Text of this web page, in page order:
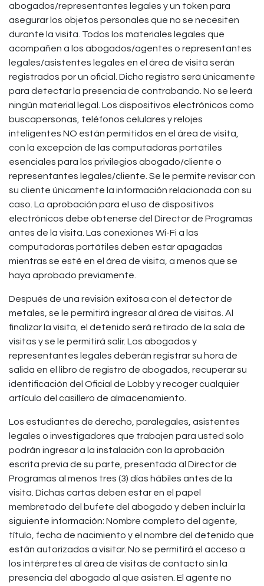
abogados/representantes legales y un token para
asegurar los objetos personales que no se necesiten
durante la visita. Todos los materiales legales que
acompañen a los abogados/agentes o representantes
legales/asistentes legales en el área de visita serán
registrados por un oficial. Dicho registro será únicamente
para detectar la presencia de contrabando. No se leerá
ningún material legal. Los dispositivos electrónicos como
buscapersonas, teléfonos celulares y relojes
inteligentes NO están permitidos en el área de visita,
con la excepción de las computadoras portátiles
esenciales para los privilegios abogado/cliente o
representantes legales/cliente. Se le permite revisar con
su cliente únicamente la información relacionada con su
caso. La aprobación para el uso de dispositivos
electrónicos debe obtenerse del Director de Programas
antes de la visita. Las conexiones Wi-Fi a las
computadoras portátiles deben estar apagadas
mientras se esté en el área de visita, a menos que se
haya aprobado previamente.
Después de una revisión exitosa con el detector de
metales, se le permitirá ingresar al área de visitas. Al
finalizar la visita, el detenido será retirado de la sala de
visitas y se le permitirá salir. Los abogados y
representantes legales deberán registrar su hora de
salida en el libro de registro de abogados, recuperar su
identificación del Oficial de Lobby y recoger cualquier
artículo del casillero de almacenamiento.
Los estudiantes de derecho, paralegales, asistentes
legales o investigadores que trabajen para usted solo
podrán ingresar a la instalación con la aprobación
escrita previa de su parte, presentada al Director de
Programas al menos tres (3) días hábiles antes de la
visita. Dichas cartas deben estar en el papel
membretado del bufete del abogado y deben incluir la
siguiente información: Nombre completo del agente,
título, fecha de nacimiento y el nombre del detenido que
están autorizados a visitar. No se permitirá el acceso a
los intérpretes al área de visitas de contacto sin la
presencia del abogado al que asisten. El agente no